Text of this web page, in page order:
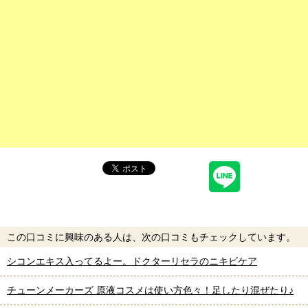
この口コミに興味のある人は、次の口コミもチェックしています。
シコンエキス入ってるよー。ドクターリセラのニキビケア
チューンメーカーズ 原液コスメは使い方色々！足したり混ぜたり♪